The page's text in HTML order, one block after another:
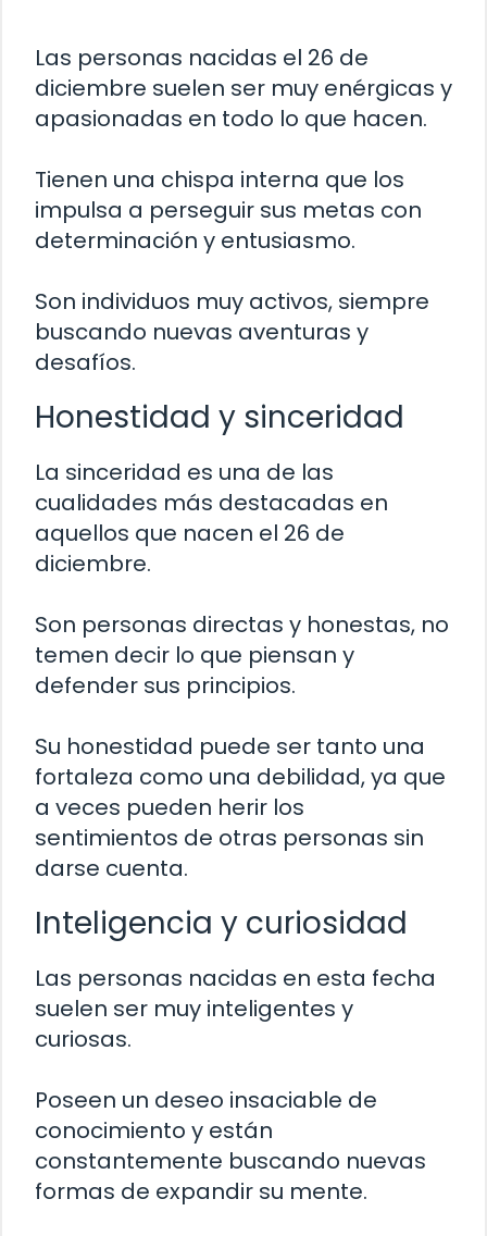
Las personas nacidas el 26 de
diciembre suelen ser muy enérgicas y
apasionadas en todo lo que hacen.
Tienen una chispa interna que los
impulsa a perseguir sus metas con
determinación y entusiasmo.
Son individuos muy activos, siempre
buscando nuevas aventuras y
desafíos.
Honestidad y sinceridad
La sinceridad es una de las
cualidades más destacadas en
aquellos que nacen el 26 de
diciembre.
Son personas directas y honestas, no
temen decir lo que piensan y
defender sus principios.
Su honestidad puede ser tanto una
fortaleza como una debilidad, ya que
a veces pueden herir los
sentimientos de otras personas sin
darse cuenta.
Inteligencia y curiosidad
Las personas nacidas en esta fecha
suelen ser muy inteligentes y
curiosas.
Poseen un deseo insaciable de
conocimiento y están
constantemente buscando nuevas
formas de expandir su mente.